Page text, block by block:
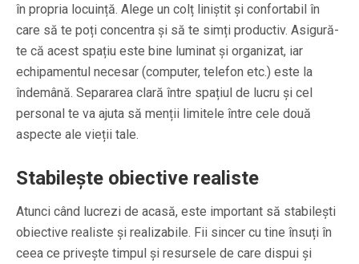
în propria locuință. Alege un colț liniștit și confortabil în
care să te poți concentra și să te simți productiv. Asigură-
te că acest spațiu este bine luminat și organizat, iar
echipamentul necesar (computer, telefon etc.) este la
îndemână. Separarea clară între spațiul de lucru și cel
personal te va ajuta să menții limitele între cele două
aspecte ale vieții tale.
Stabilește obiective realiste
Atunci când lucrezi de acasă, este important să stabilești
obiective realiste și realizabile. Fii sincer cu tine însuți în
ceea ce privește timpul și resursele de care dispui și